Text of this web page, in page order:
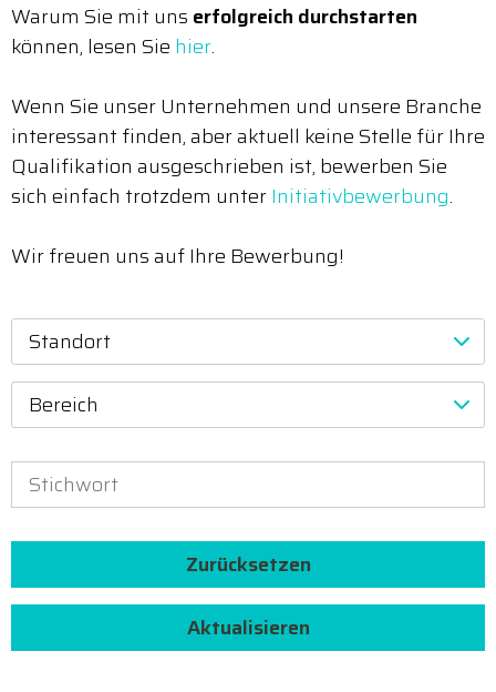
Warum Sie mit uns erfolgreich durchstarten
können, lesen Sie hier.
Wenn Sie unser Unternehmen und unsere Branche
interessant finden, aber aktuell keine Stelle für Ihre
Qualifikation ausgeschrieben ist, bewerben Sie
sich einfach trotzdem unterInitiativbewerbung.
Wir freuen uns auf Ihre Bewerbung!
Standort
Bereich
Zurücksetzen
Aktualisieren